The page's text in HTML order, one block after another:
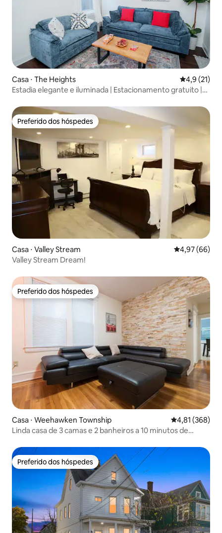
Casa ⋅ The Heights 4,9 de uma
4,9 (21)
Estadia elegante e iluminada | Estacionamento gratuito |
Preferido dos hóspedes
Preferido dos hóspedes
Casa ⋅ Valley Stream 4,97 de uma
4,97 (66)
Valley Stream Dream!
Preferido dos hóspedes
Preferido dos hóspedes
Casa ⋅ Weehawken Township 4,81 de uma
4,81 (368)
Linda casa de 3 camas e 2 banheiros a 10 minutos de
Preferido dos hóspedes
Preferido dos hóspedes